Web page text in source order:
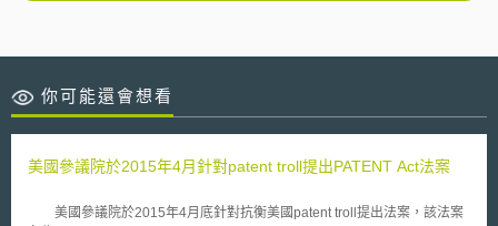
你可能還會想看
美國參議院於2015年4月針對patent troll提出PATENT Act法案
美國參議院於2015年4月底針對抗衡美國patent troll提出法案，該法案